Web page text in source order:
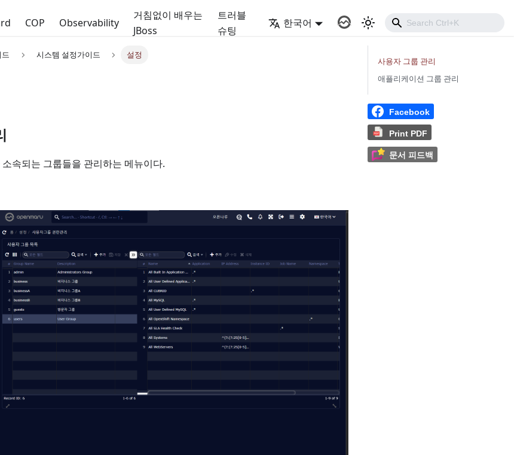
COP Observability
거침없이 배우는
JBoss
트러블
슈팅
한국어
시스템 설정가이드 설정
속되는 그룹들을 관리하는 메뉴이다.
사용자 그룹 관리
애플리케이션 그룹 관리
Facebook
Print PDF
문서 피드백